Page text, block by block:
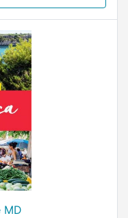
MD